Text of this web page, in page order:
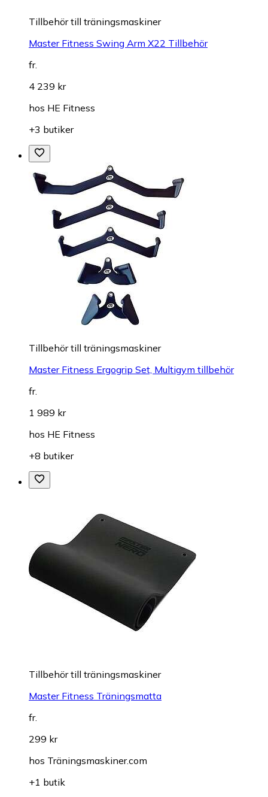
Tillbehör till träningsmaskiner
Master Fitness Swing Arm X22 Tillbehör
fr.
4 239 kr
hos HE Fitness
+3 butiker
Tillbehör till träningsmaskiner
Master Fitness Ergogrip Set, Multigym tillbehör
fr.
1 989 kr
hos HE Fitness
+8 butiker
Tillbehör till träningsmaskiner
Master Fitness Träningsmatta
fr.
299 kr
hos Träningsmaskiner.com
+1 butik